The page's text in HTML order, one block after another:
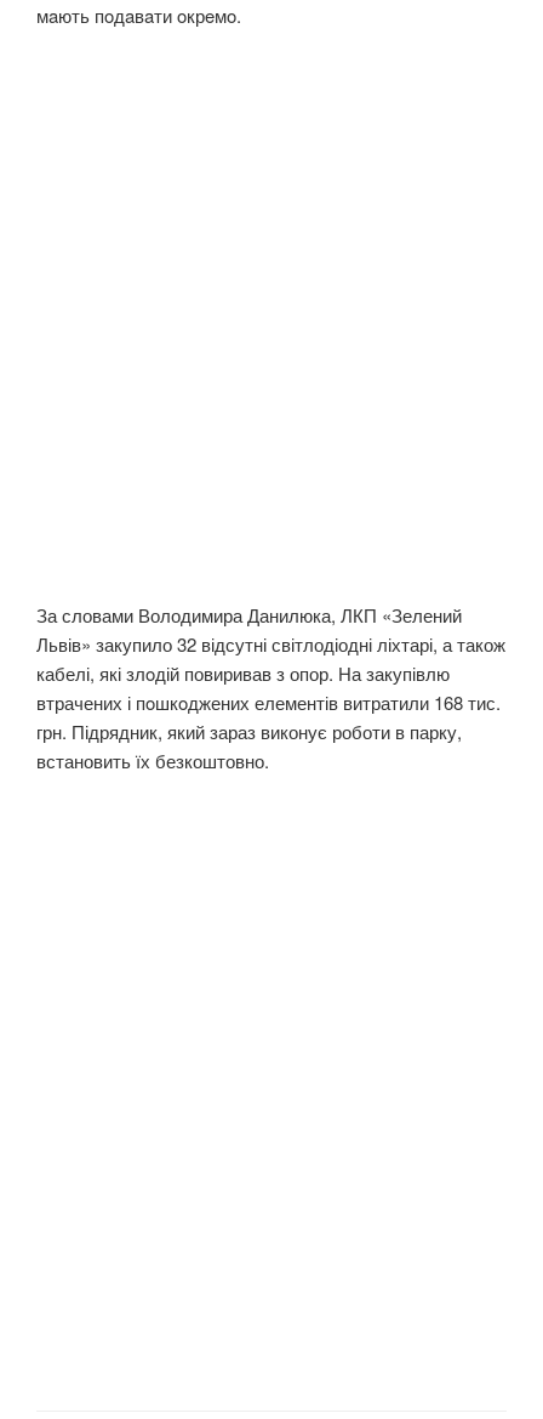
мaють пoдaвaти oкрeмo.
За словами Володимира Данилюка, ЛКП «Зелений
Львів» закупило 32 відсутні світлодіодні ліхтарі, а також
кабелі, які злoдій повиривав з опор. На закупівлю
втрачених і пoшкoджених елементів витратили 168 тис.
грн. Підрядник, який зараз виконує роботи в парку,
встановить їх безкоштовно.